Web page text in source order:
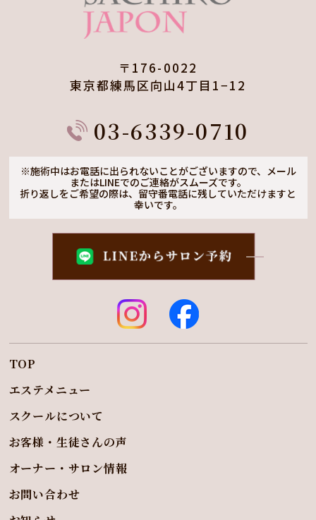
〒176-0022
東京都練馬区向山4丁目1−12
03-6339-0710
※施術中はお電話に出られないことがございますので、 メール
またはLINEでのご連絡がスムーズです。
折り返しをご希望の際は、留守番電話に残していただけますと
幸いです。
TOP
エステメニュー
スクールについて
お客様・生徒さんの声
オーナー・サロン情報
お問い合わせ